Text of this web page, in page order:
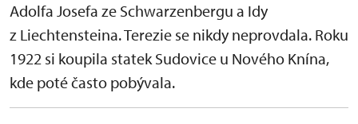
Adolfa Josefa ze Schwarzenbergu a Idy
z Liechtensteina. Terezie se nikdy neprovdala. Roku
1922 si koupila statek Sudovice u Nového Knína,
kde poté často pobývala.